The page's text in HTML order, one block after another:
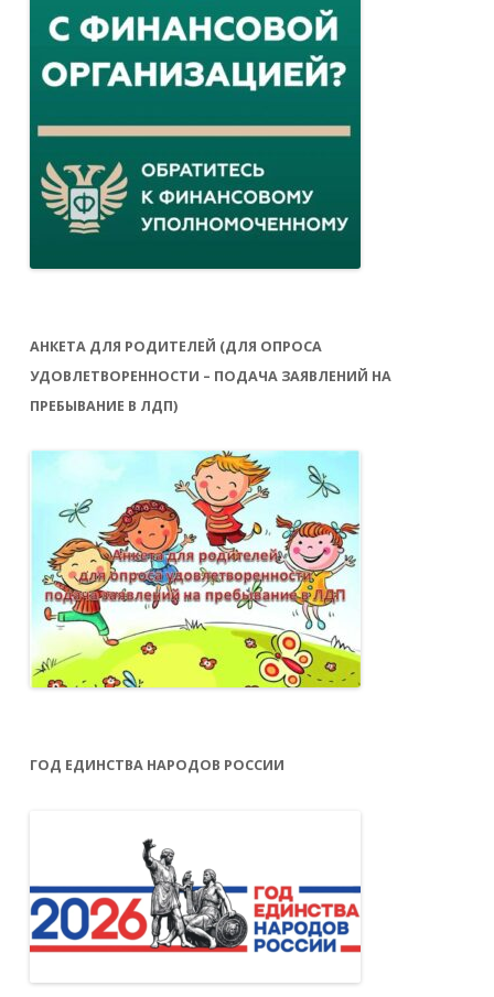
АНКЕТА ДЛЯ РОДИТЕЛЕЙ (ДЛЯ ОПРОСА
УДОВЛЕТВОРЕННОСТИ – ПОДАЧА ЗАЯВЛЕНИЙ НА
ПРЕБЫВАНИЕ В ЛДП)
ГОД ЕДИНСТВА НАРОДОВ РОССИИ